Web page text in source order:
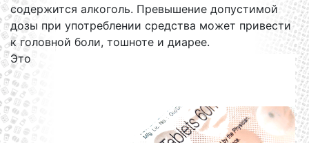
содержится алкоголь. Превышение допустимой
дозы при употреблении средства может привести
к головной боли, тошноте и диарее.
Это